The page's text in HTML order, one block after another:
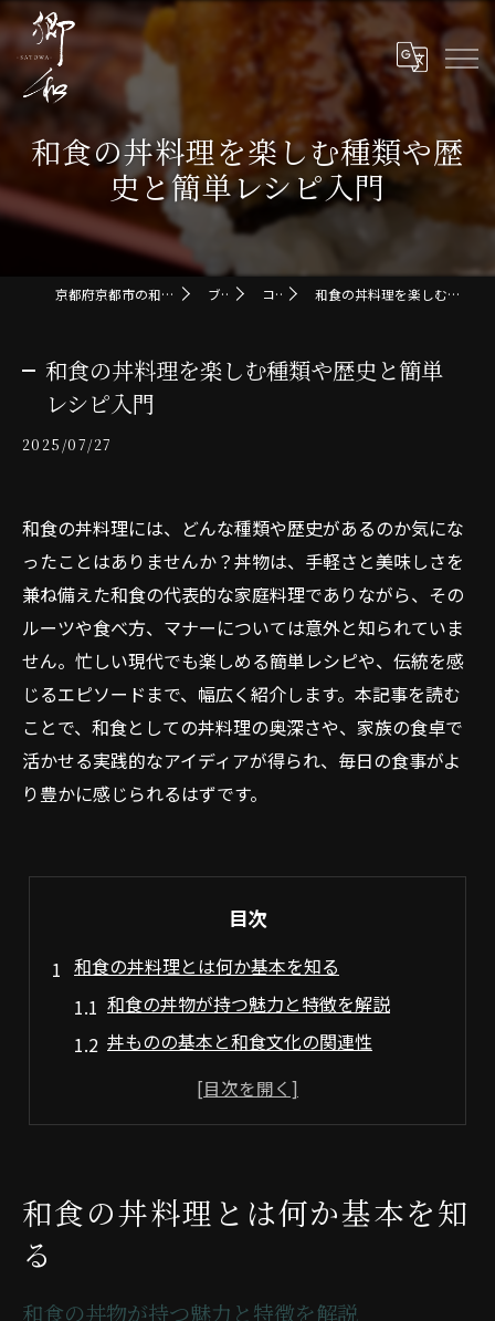
和食の丼料理を楽しむ種類や歴
史と簡単レシピ入門
京都府京都市の和食なら郷和-SATOWA- ブログ コラム 和食の丼料理を楽しむ種類や歴史と簡単レシピ入門
和食の丼料理を楽しむ種類や歴史と簡単
レシピ入門
2025/07/27
和食の丼料理には、どんな種類や歴史があるのか気にな
ったことはありませんか？丼物は、手軽さと美味しさを
兼ね備えた和食の代表的な家庭料理でありながら、その
ルーツや食べ方、マナーについては意外と知られていま
せん。忙しい現代でも楽しめる簡単レシピや、伝統を感
じるエピソードまで、幅広く紹介します。本記事を読む
ことで、和食としての丼料理の奥深さや、家族の食卓で
活かせる実践的なアイディアが得られ、毎日の食事がよ
り豊かに感じられるはずです。
目次
和食の丼料理とは何か基本を知る
和食の丼物が持つ魅力と特徴を解説
丼ものの基本と和食文化の関連性
和食で味わう丼料理の定義と奥深さ
丼ものの人気種類一覧を徹底解説
和食で定番の丼物ランキングを紹介
和食の丼料理とは何か基本を知
る
和食の丼物が持つ魅力と特徴を解説